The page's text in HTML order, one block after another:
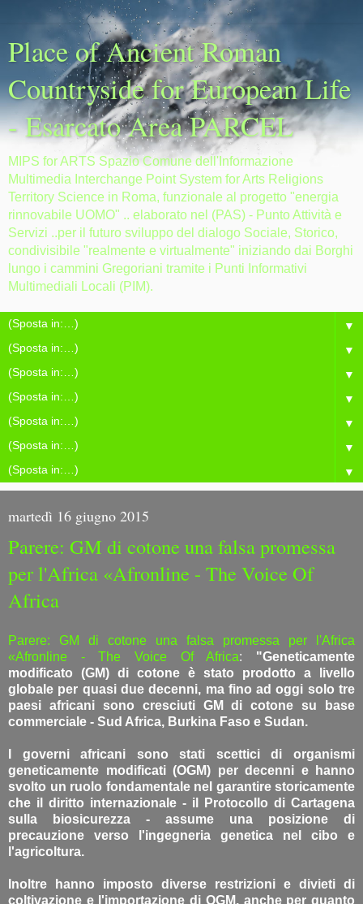
Place of Ancient Roman
Countryside for European Life
- Esarcato Area PARCEL
MIPS for ARTS Spazio Comune dell'Informazione
Multimedia Interchange Point System for Arts Religions
Territory Science in Roma, funzionale al progetto "energia
rinnovabile UOMO" .. elaborato nel (PAS) - Punto Attività e
Servizi ..per il futuro sviluppo del dialogo Sociale, Storico,
condivisibile "realmente e virtualmente" iniziando dai Borghi
lungo i cammini Gregoriani tramite i Punti Informativi
Multimediali Locali (PIM).
▼
▼
▼
▼
▼
▼
▼
martedì 16 giugno 2015
Parere: GM di cotone una falsa promessa
per l'Africa «Afronline - The Voice Of
Africa
Parere: GM di cotone una falsa promessa per l'Africa
«Afronline - The Voice Of Africa: "Geneticamente
modificato (GM) di cotone è stato prodotto a livello
globale per quasi due decenni, ma fino ad oggi solo tre
paesi africani sono cresciuti GM di cotone su base
commerciale - Sud Africa, Burkina Faso e Sudan.
I governi africani sono stati scettici di organismi
geneticamente modificati (OGM) per decenni e hanno
svolto un ruolo fondamentale nel garantire storicamente
che il diritto internazionale - il Protocollo di Cartagena
sulla biosicurezza - assume una posizione di
precauzione verso l'ingegneria genetica nel cibo e
l'agricoltura.
Inoltre hanno imposto diverse restrizioni e divieti di
coltivazione e l'importazione di OGM, anche per quanto